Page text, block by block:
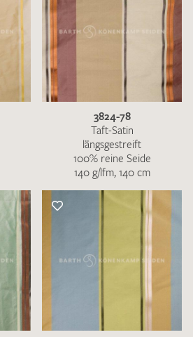
3824-78
Taft-Satin
längsgestreift
100% reine Seide
140 g/lfm, 140 cm